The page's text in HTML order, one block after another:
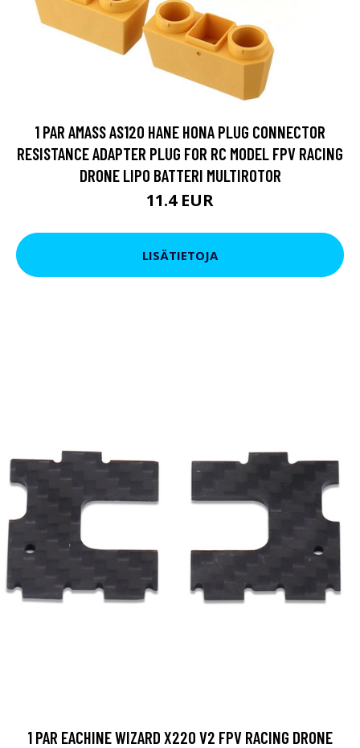
1 PAR AMASS AS120 HANE HONA PLUG CONNECTOR
RESISTANCE ADAPTER PLUG FOR RC MODEL FPV RACING
DRONE LIPO BATTERI MULTIROTOR
11.4 EUR
LISÄTIETOJA
1 PAR EACHINE WIZARD X220 V2 FPV RACING DRONE